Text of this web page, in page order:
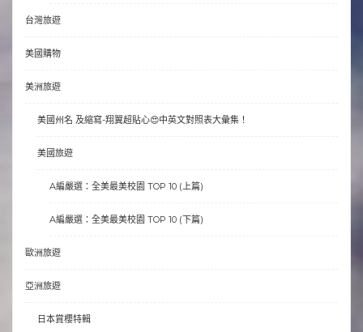
台灣旅遊
美國購物
美洲旅遊
美國州名 及縮寫-翔翼超貼心😍中英文對照表大彙集！
美國旅遊
A編嚴選：全美最美校園 TOP 10 (上篇)
A編嚴選：全美最美校園 TOP 10 (下篇)
歐洲旅遊
亞洲旅遊
日本賞櫻特輯